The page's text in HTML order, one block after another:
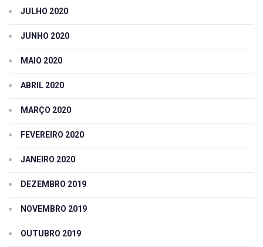
JULHO 2020
JUNHO 2020
MAIO 2020
ABRIL 2020
MARÇO 2020
FEVEREIRO 2020
JANEIRO 2020
DEZEMBRO 2019
NOVEMBRO 2019
OUTUBRO 2019